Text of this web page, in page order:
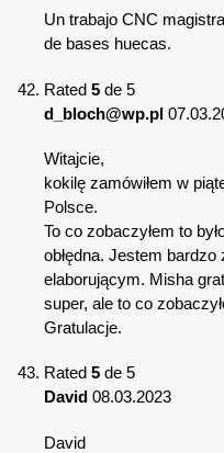
Un trabajo CNC
de bases huecas.
Rated 5 de 5
d_bloch@wp.pl
Witajcie,
kokilę zamówiłem w
Polsce.
To co zobaczyłem to
obłędna. Jestem
elaborującym. Misha
super, ale to co
Gratulacje.
Rated 5 de 5
David 08.03.2023
David